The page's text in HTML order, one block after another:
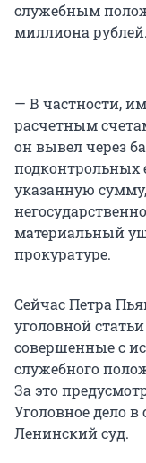
служебным
миллиона рублей.
— В частности,
расчетным
он вывел через
указанную
материальный
прокуратуре.
Сейчас Петра
уголовной
совершенные с
служебного
За это
Уголовное дело
Ленинский суд.